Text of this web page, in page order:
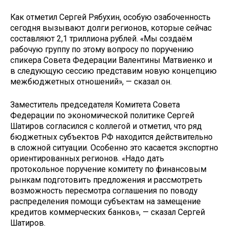
Как отметил Сергей Рябухин, особую озабоченность
сегодня вызывают долги регионов, которые сейчас
составляют 2,1 триллиона рублей. «Мы создаём
рабочую группу по этому вопросу по поручению
спикера Совета Федерации Валентины Матвиенко и
в следующую сессию представим новую концепцию
межбюджетных отношений», — сказал он.
Заместитель председателя Комитета Совета
Федерации по экономической политике Сергей
Шатиров согласился с коллегой и отметил, что ряд
бюджетных субъектов РФ находится действительно
в сложной ситуации. Особенно это касается экспортно
ориентированных регионов. «Надо дать
протокольное поручение комитету по финансовым
рынкам подготовить предложения и рассмотреть
возможность пересмотра соглашения по поводу
распределения помощи субъектам на замещение
кредитов коммерческих банков», — сказал Сергей
Шатиров.